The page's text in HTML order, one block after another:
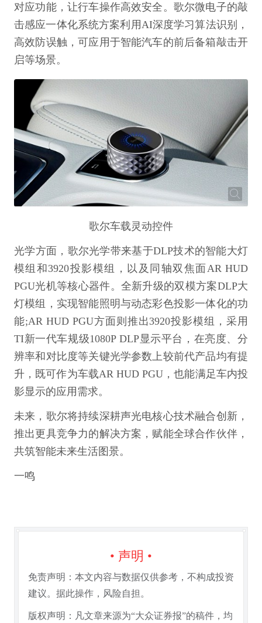
对应功能，让行车操作高效安全。歌尔微电子的敲
击感应一体化系统方案利用AI深度学习算法识别，
高效防误触，可应用于智能汽车的前后备箱敲击开
启等场景。
歌尔车载灵动控件
光学方面，歌尔光学带来基于DLP技术的智能大灯
模组和3920投影模组，以及同轴双焦面AR HUD
PGU光机等核心器件。全新升级的双模方案DLP大
灯模组，实现智能照明与动态彩色投影一体化的功
能;AR HUD PGU方面则推出3920投影模组，采用
TI新一代车规级1080P DLP显示平台，在亮度、分
辨率和对比度等关键光学参数上较前代产品均有提
升，既可作为车载AR HUD PGU，也能满足车内投
影显示的应用需求。
未来，歌尔将持续深耕声光电核心技术融合创新，
推出更具竞争力的解决方案，赋能全球合作伙伴，
共筑智能未来生活图景。
一鸣
• 声明 •
免责声明：本文内容与数据仅供参考，不构成投资
建议。据此操作，风险自担。
版权声明：凡文章来源为“大众证券报”的稿件，均